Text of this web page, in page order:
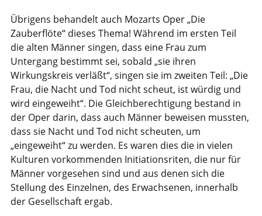
Übrigens behandelt auch Mozarts Oper „Die
Zauberflöte“ dieses Thema! Während im ersten Teil
die alten Männer singen, dass eine Frau zum
Untergang bestimmt sei, sobald „sie ihren
Wirkungskreis verläßt“, singen sie im zweiten Teil: „Die
Frau, die Nacht und Tod nicht scheut, ist würdig und
wird eingeweiht“. Die Gleichberechtigung bestand in
der Oper darin, dass auch Männer beweisen mussten,
dass sie Nacht und Tod nicht scheuten, um
„eingeweiht“ zu werden. Es waren dies die in vielen
Kulturen vorkommenden Initiationsriten, die nur für
Männer vorgesehen sind und aus denen sich die
Stellung des Einzelnen, des Erwachsenen, innerhalb
der Gesellschaft ergab.